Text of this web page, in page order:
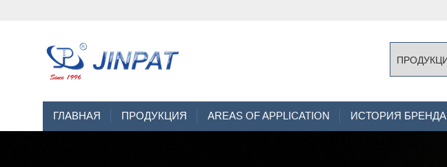
ГЛАВНАЯ ПРОДУКЦИЯ AREAS OF APPLICATION ИСТОРИЯ БРЕНДА